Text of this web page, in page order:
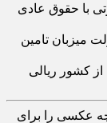
با حقوق عادی
میزبان تامین
کشور ریالی
عکسی را برای